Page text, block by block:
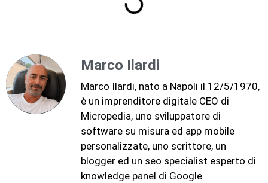
Marco Ilardi
Marco Ilardi, nato a Napoli il 12/5/1970,
è un imprenditore digitale CEO di
Micropedia, uno sviluppatore di
software su misura ed app mobile
personalizzate, uno scrittore, un
blogger ed un seo specialist esperto di
knowledge panel di Google.